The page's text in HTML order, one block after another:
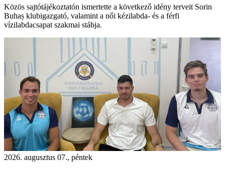
Közös sajtótájékoztatón ismertette a következő idény terveit Sorin
Buhaș klubigazgató, valamint a női kézilabda- és a férfi
vízilabdacsapat szakmai stábja.
2026. augusztus 07., péntek